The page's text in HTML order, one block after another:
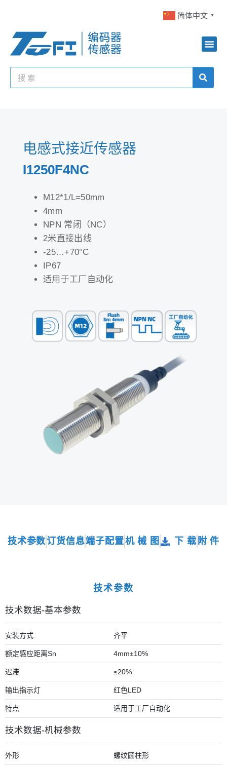
简体中文 ▼
电感式接近传感器
I1250F4NC
M12*1/L=50mm
4mm
NPN 常闭（NC）
2米直接出线
-25…+70°C
IP67
适用于工厂自动化
技术参数订货信息端子配置机 械 图 下 载 附 件
技术参数
技术数据-基本参数
安装方式 齐平
额定感应距离Sn 4mm±10%
迟滞 ≤20%
输出指示灯 红色LED
特点 适用于工厂自动化
技术数据-机械参数
外形 螺纹圆柱形